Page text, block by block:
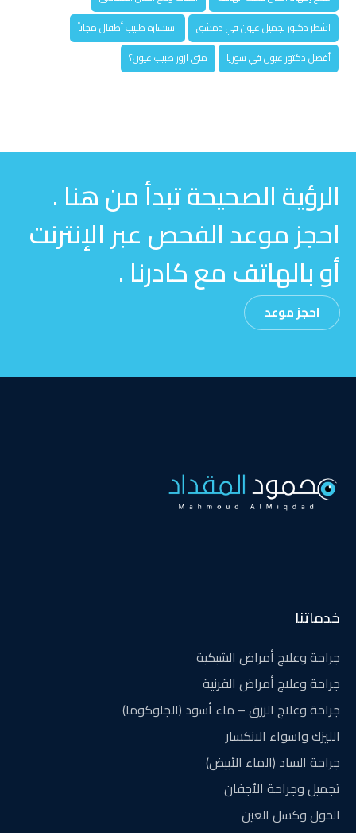
اشطر دكتور تجميل عيون في دمشق
استشارة طبيب أطفال مجاناً
أفضل دكتور عيون في سوريا
متى ازور طبيب عيون؟
الرؤية الصحيحة تبدأ من هنا .
احجز موعد الفحص عبر الإنترنت
أو بالهاتف مع كادرنا .
احجز موعد
خدماتنا
جراحة وعلاج أمراض الشبكية
جراحة وعلاج أمراض القرنية
جراحة وعلاج الزرق – ماء أسود (الجلوكوما)
الليزك واسواء الانكسار
جراحة الساد (الماء الأبيض)
تجميل وجراحة الأجفان
الحول وكسل العين